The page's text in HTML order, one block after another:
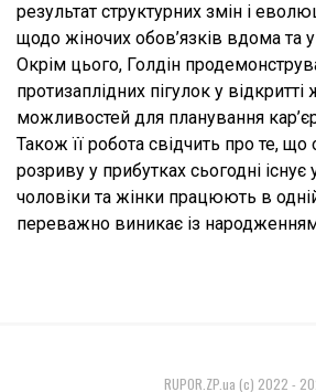
результат структурних змін і
щодо жіночих обов’язків вдома та у
Окрім цього, Голдін
протизаплідних пігулок у
можливостей для планування
Також її робота свідчить про те,
розриву у прибутках сьогодні
чоловіки та жінки працюють в
переважно виникає із
RUPOR.ZP.ua (c) 2022 -